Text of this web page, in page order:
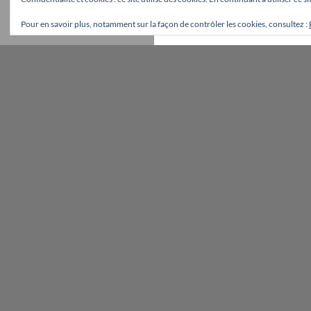
Pour en savoir plus, notamment sur la façon de contrôler les cookies, consultez :